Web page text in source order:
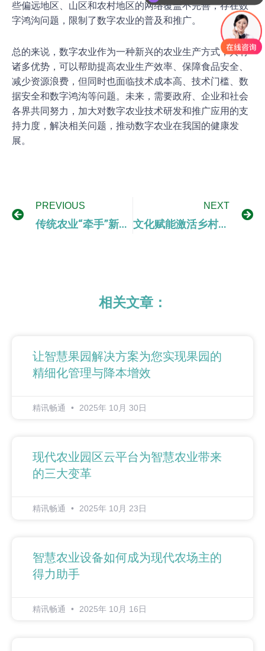
些偏远地区、山区和农村地区的网络覆盖不完善，存在数
字鸿沟问题，限制了数字农业的普及和推广。
总的来说，数字农业作为一种新兴的农业生产方式，具有
诸多优势，可以帮助提高农业生产效率、保障食品安全、
减少资源浪费，但同时也面临技术成本高、技术门槛、数
据安全和数字鸿沟等问题。未来，需要政府、企业和社会
各界共同努力，加大对数字农业技术研发和推广应用的支
持力度，解决相关问题，推动数字农业在我国的健康发
展。
PREVIOUS
传统农业“牵手”新质生产力 数字化赋能新技术让种田更智能
NEXT
文化赋能激活乡村振兴“一池春水”
相关文章：
让智慧果园解决方案为您实现果园的
精细化管理与降本增效
精讯畅通 2025年 10月 30日
现代农业园区云平台为智慧农业带来
的三大变革
精讯畅通 2025年 10月 23日
智慧农业设备如何成为现代农场主的
得力助手
精讯畅通 2025年 10月 16日